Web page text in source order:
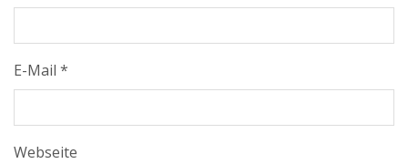
E-Mail *
Webseite